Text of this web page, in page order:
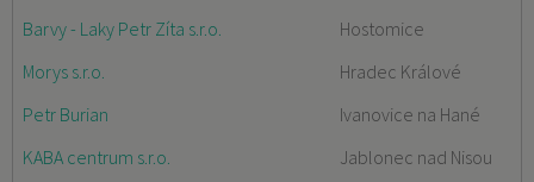
Barvy - Laky Petr Zíta s.r.o.
Hostomice
Morys s.r.o.
Hradec Králové
Petr Burian
Ivanovice na Hané
KABA centrum s.r.o.
Jablonec nad Nisou